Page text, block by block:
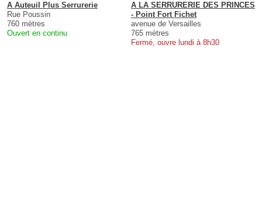
A Auteuil Plus Serrurerie
Rue Poussin
760 mètres
Ouvert en continu
A LA SERRURERIE DES PRINCES
- Point Fort Fichet
avenue de Versailles
765 mètres
Fermé, ouvre lundi à 8h30